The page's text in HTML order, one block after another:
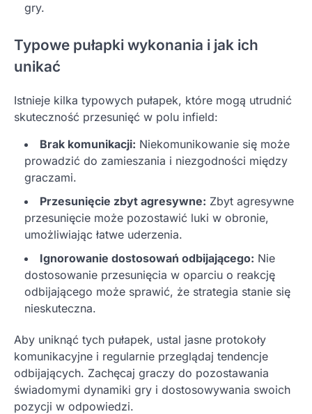
gry.
Typowe pułapki wykonania i jak ich
unikać
Istnieje kilka typowych pułapek, które mogą utrudnić
skuteczność przesunięć w polu infield:
Brak komunikacji: Niekomunikowanie się może
prowadzić do zamieszania i niezgodności między
graczami.
Przesunięcie zbyt agresywne: Zbyt agresywne
przesunięcie może pozostawić luki w obronie,
umożliwiając łatwe uderzenia.
Ignorowanie dostosowań odbijającego: Nie
dostosowanie przesunięcia w oparciu o reakcję
odbijającego może sprawić, że strategia stanie się
nieskuteczna.
Aby uniknąć tych pułapek, ustal jasne protokoły
komunikacyjne i regularnie przeglądaj tendencje
odbijających. Zachęcaj graczy do pozostawania
świadomymi dynamiki gry i dostosowywania swoich
pozycji w odpowiedzi.